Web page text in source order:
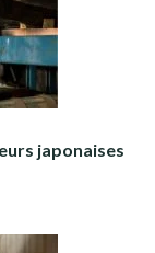
japonaises